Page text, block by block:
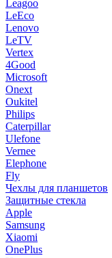
Leagoo
LeEco
Lenovo
LeTV
Vertex
4Good
Microsoft
Onext
Oukitel
Philips
Caterpillar
Ulefone
Vernee
Elephone
Fly
Чехлы для планшетов
Защитные стекла
Apple
Samsung
Xiaomi
OnePlus